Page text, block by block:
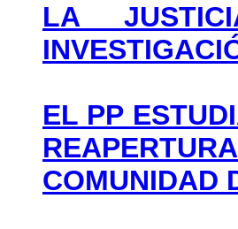
LA
EL PP
COMUNIDAD